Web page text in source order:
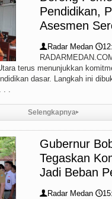
Pukul 00.00 WIB
Duta
Risiko Tertular
Pendidikan,
Asesmen
👤 Radar Medan 🕔
terus menunjukkan
dasar. Langkah ini
. .
Selengkapnya▸
Gubernur
Tegaskan
Jadi Beban
👤 Radar Medan 🕔